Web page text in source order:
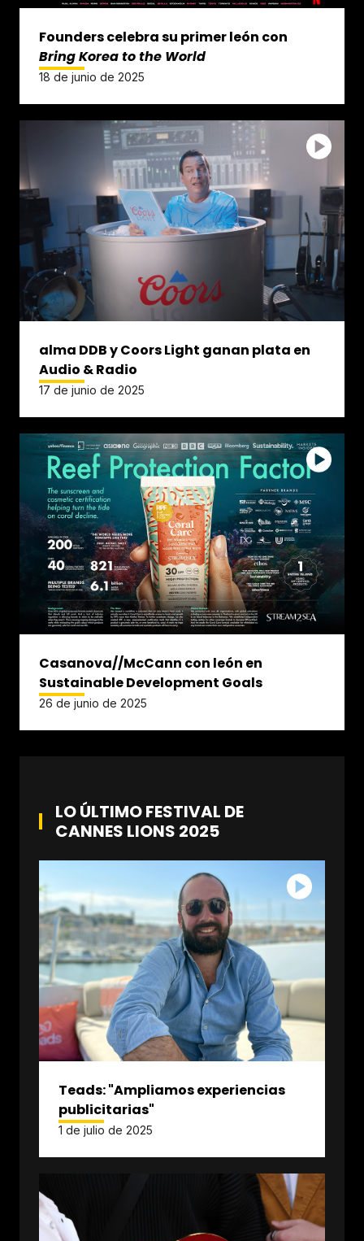
Founders celebra su primer león con
Bring Korea to the World
18 de junio de 2025
alma DDB y Coors Light ganan plata en
Audio & Radio
17 de junio de 2025
Casanova//McCann con león en
Sustainable Development Goals
26 de junio de 2025
LO ÚLTIMO FESTIVAL DE
CANNES LIONS 2025
Teads: "Ampliamos experiencias
publicitarias"
1 de julio de 2025